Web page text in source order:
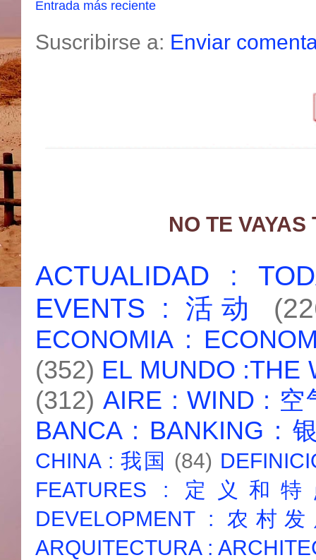
Entrada más reciente
Suscribirse a: Enviar
NO TE
ACTUALIDAD :
EVENTS : 活动
ECONOMIA :
(352) EL MUNDO :THE
(312) AIRE : WIND : 空
BANCA : BANKING :
CHINA : 我国 (84)
FEATURES : 定义和
DEVELOPMENT : 农村
ARQUITECTURA :